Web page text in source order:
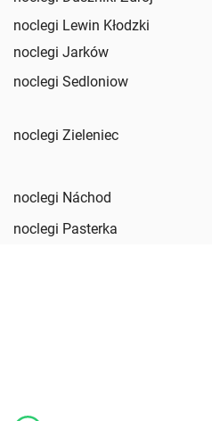
noclegi Lewin Kłodzki
noclegi Jarków
noclegi Sedloniow
noclegi Zieleniec
noclegi Náchod
noclegi Pasterka